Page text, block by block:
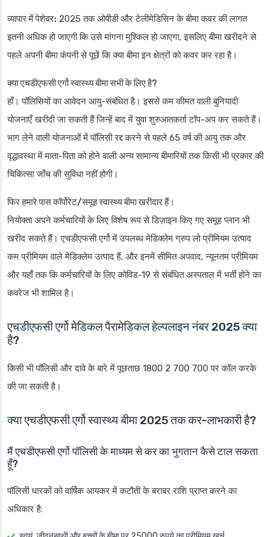
व्यापार में पेशेवर: 2025 तक ओपीडी और टेलीमेडिसिन के बीमा कवर की लागत
इतनी अधिक हो जाएगी कि उसे मांगना मुश्किल हो जाएगा, इसलिए बीमा खरीदने से
पहले अपनी बीमा कंपनी से पूछें कि क्या बीमा इन क्षेत्रों को कवर कर रहा है।
क्या एचडीएफसी एर्गो स्वास्थ्य बीमा सभी के लिए है?
हाँ। पॉलिसियों का आवेदन आयु-संबंधित है। इससे कम कीमत वाली बुनियादी
योजनाएँ खरीदी जा सकती हैं जिन्हें बाद में युवा शुरुआतकर्ता टॉप-अप कर सकते हैं।
भाग लेने वाली योजनाओं में पॉलिसी रद्द करने से पहले 65 वर्ष की आयु तक और
वृद्धावस्था में माता-पिता को होने वाली अन्य सामान्य बीमारियों तक किसी भी प्रकार की
चिकित्सा जाँच की सुविधा नहीं होगी।
फिर हमारे पास कॉर्पोरेट/समूह स्वास्थ्य बीमा खरीदार हैं।
नियोक्ता अपने कर्मचारियों के लिए विशेष रूप से डिज़ाइन किए गए समूह प्लान भी
खरीद सकते हैं। एचडीएफसी एर्गो में उपलब्ध मेडिक्लेम ग्रुप लो प्रीमियम उत्पाद
कम प्रीमियम वाले मेडिक्लेम उत्पाद हैं, और इनमें सीमित अपवाद, न्यूनतम प्रीमियम
और यहाँ तक कि कर्मचारियों के लिए कोविड-19 से संबंधित अस्पताल में भर्ती होने का
कवरेज भी शामिल है।
एचडीएफसी एर्गो मेडिकल पैरामेडिकल हेल्पलाइन नंबर 2025 क्या
है?
किसी भी पॉलिसी और दावे के बारे में पूछताछ 1800 2 700 700 पर कॉल करके
की जा सकती है।
क्या एचडीएफसी एर्गो स्वास्थ्य बीमा 2025 तक कर-लाभकारी है?
मैं एचडीएफसी एर्गो पॉलिसी के माध्यम से कर का भुगतान कैसे टाल सकता
हूँ?
पॉलिसी धारकों को वार्षिक आयकर में कटौती के बराबर राशि प्राप्त करने का
अधिकार है: